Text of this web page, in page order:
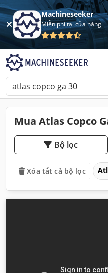
Machineseeker
Miễn phí tại cửa hàng
Mua Atlas Copco
Bộ lọc
Xóa tất cả bộ lọc